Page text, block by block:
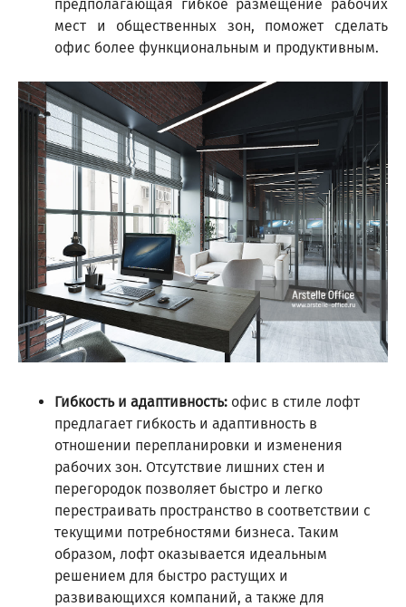
предполагающая гибкое размещение рабочих
мест и общественных зон, поможет сделать
офис более функциональным и продуктивным.
Гибкость и адаптивность: офис в стиле лофт
предлагает гибкость и адаптивность в
отношении перепланировки и изменения
рабочих зон. Отсутствие лишних стен и
перегородок позволяет быстро и легко
перестраивать пространство в соответствии с
текущими потребностями бизнеса. Таким
образом, лофт оказывается идеальным
решением для быстро растущих и
развивающихся компаний, а также для